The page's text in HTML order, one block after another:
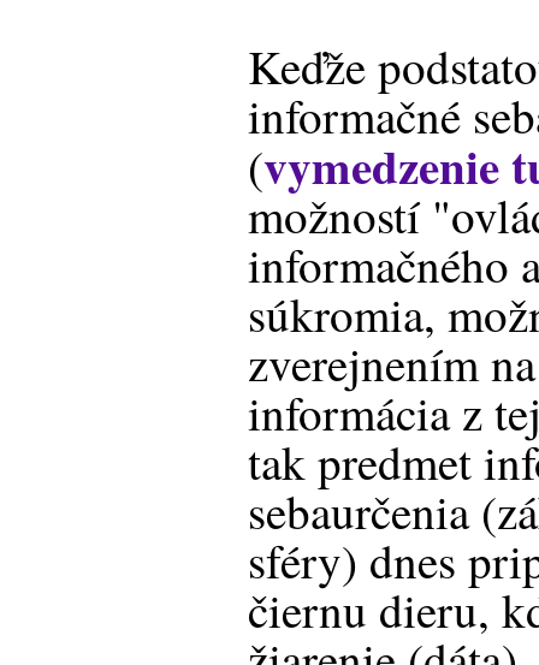
Keďže
informačné
(vymedzenie
možností
informačného
súkromia,
zverejnením
informácia z
tak predmet
sebaurčenia
sféry) dnes
čiernu dieru,